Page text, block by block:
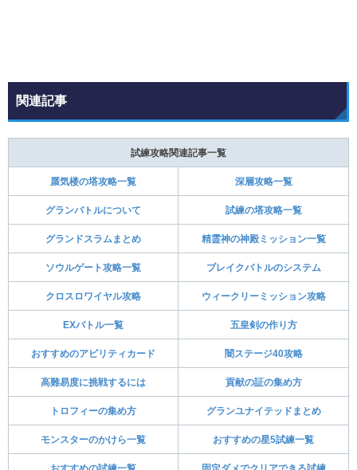
関連記事
試練攻略関連記事一覧
蜃気楼の塔攻略一覧 深層攻略一覧
グランバトルについて 試練の塔攻略一覧
グランドスラムまとめ 精霊神の神殿ミッション一覧
ソウルゲート攻略一覧 ブレイクバトルのシステム
クロスロワイヤル攻略 ウィークリーミッション攻略
EXバトル一覧 五皇剣の作り方
おすすめのアビリティカード 闇ステージ40攻略
高難易度に挑戦するには 貢献の証の集め方
トロフィーの集め方 グランユナイテッドまとめ
モンスターのかけら一覧 おすすめの星5試練一覧